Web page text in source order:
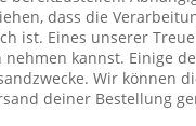
dass die
ist. Eines unserer
kannst. Einige
Wir können
deiner Bestellung